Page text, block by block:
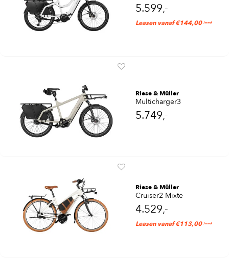
5.599,-
Leasen vanaf €144,00 /mnd
Riese & Müller
Multicharger3
5.749,-
Riese & Müller
Cruiser2 Mixte
4.529,-
Leasen vanaf €113,00 /mnd